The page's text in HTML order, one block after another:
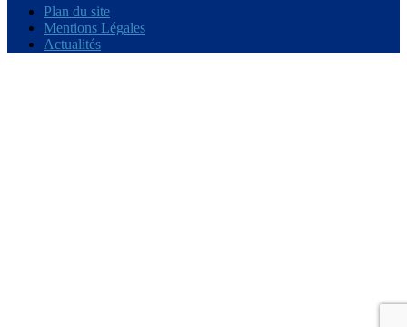
Plan du site
Mentions Légales
Actualités